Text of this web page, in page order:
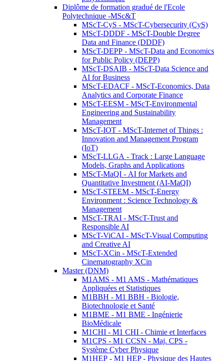
Diplôme de formation gradué de l'Ecole
Polytechnique -MSc&T
MScT-CyS - MScT-Cybersecurity (CyS)
MScT-DDDF - MScT-Double Degree
Data and Finance (DDDF)
MScT-DEPP - MScT-Data and Economics
for Public Policy (DEPP)
MScT-DSAIB - MScT-Data Science and
AI for Business
MScT-EDACF - MScT-Economics, Data
Analytics and Corporate Finance
MScT-EESM - MScT-Environmental
Engineering and Sustainability
Management
MScT-IOT - MScT-Internet of Things :
Innovation and Management Program
(IoT)
MScT-LLGA - Track : Large Language
Models, Graphs and Applications
MScT-MaQI - AI for Markets and
Quantitative Investment (AI-MaQI)
MScT-STEEM - MScT-Energy
Environment : Science Technology &
Management
MScT-TRAI - MScT-Trust and
Responsible AI
MScT-ViCAI - MScT-Visual Computing
and Creative AI
MScT-XCin - MScT-Extended
Cinematography XCin
Master (DNM)
M1AMS - M1 AMS - Mathématiques
Appliquées et Statistiques
M1BBH - M1 BBH - Biologie,
Biotechnologie et Santé
M1BME - M1 BME - Ingénierie
BioMédicale
M1CHI - M1 CHI - Chimie et Interfaces
M1CPS - M1 CCSN - Maj. CPS -
Système Cyber Physique
M1HEP - M1 HEP - Physique des Hautes